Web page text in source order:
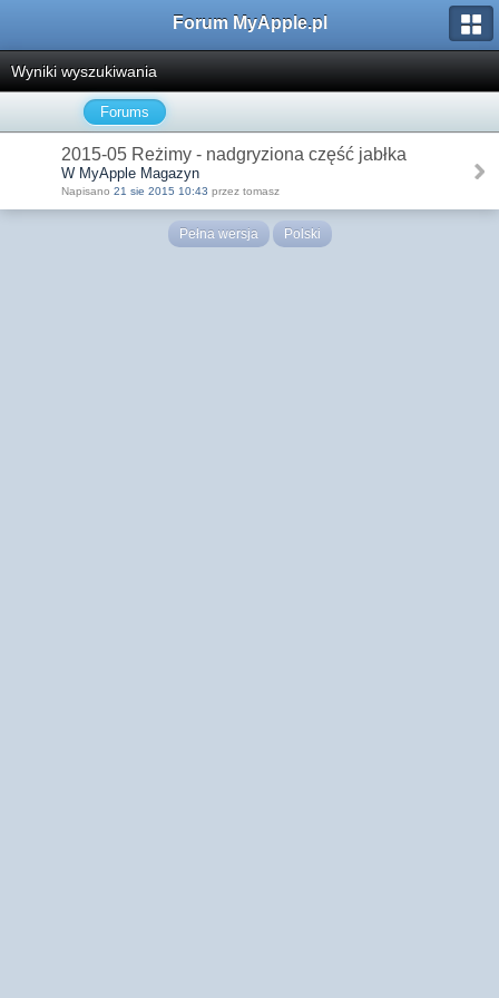
Forum MyApple.pl
Wyniki wyszukiwania
Forums
2015-05 Reżimy - nadgryziona część jabłka
W MyApple Magazyn
Napisano 21 sie 2015 10:43 przez tomasz
Pełna wersja Polski